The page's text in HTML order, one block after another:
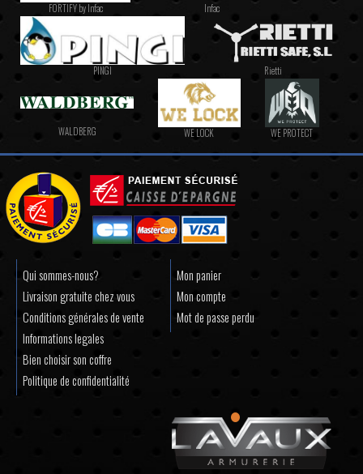
FORTIFY by Infac Infac
PINGI Rietti
WALDBERG WE LOCK WE PROTECT
Qui sommes-nous?
Livraison gratuite chez vous
Conditions générales de vente
Informations legales
Bien choisir son coffre
Politique de confidentialité
Mon panier
Mon compte
Mot de passe perdu